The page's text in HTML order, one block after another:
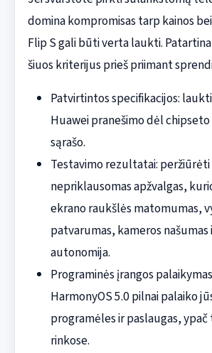
domina kompromisas tarp kainos
Flip S gali būti verta laukti.
šiuos kriterijus prieš priimant
Patvirtintos specifikacijos:
Huawei pranešimo dėl
sąrašo.
Testavimo rezultatai: peržiūrėti
nepriklausomas apžvalgas,
ekrano raukšlės matomumas,
patvarumas, kameros
autonomija.
Programinės įrangos
HarmonyOS 5.0 pilnai palaiko
programėles ir paslaugas,
rinkose.